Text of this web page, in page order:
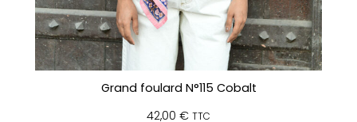
Grand foulard N°115 Cobalt
42,00 € TTC